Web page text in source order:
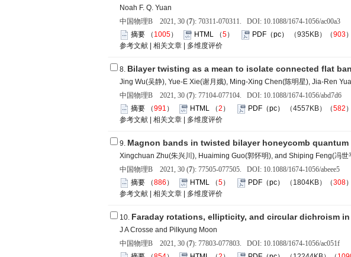
Noah F. Q. Yuan
中国物理B 2021, 30 (7): 70311-070311. DOI: 10.1088/1674-1056/ac00a3
摘要 （ 1005） HTML （5） PDF（pc） （935KB）（903
参考文献 | 相关文章 | 多维度评价
8. Bilayer twisting as a mean to isolate connected flat
Jing Wu(吴静), Yue-E Xie(谢月娥), Ming-Xing Chen(陈明星), Jia-Ren
中国物理B 2021, 30 (7): 77104-077104. DOI: 10.1088/1674-1056/abd7d6
摘要 （991 ） HTML （2 ） PDF（pc） （4557KB）（582
参考文献
相关文章 多维度评价
9. Magnon bands in twisted bilayer honeycomb quantum
Xingchuan Zhu(朱兴川), Huaiming Guo(郭怀明), and Shiping Feng(冯世
中国物理B 2021, 30 (7): 77505-077505. DOI: 10.1088/1674-1056/abeee5
摘要 （886 ） HTML （5） PDF（pc） （1804KB）（308
参考文献
相关文章 多维度评价
10. Faraday rotations, ellipticity, and circular dichroism
J A Crosse and Pilkyung Moon
中国物理B 2021, 30 (7): 77803-077803. DOI: 10.1088/1674-1056/ac051f